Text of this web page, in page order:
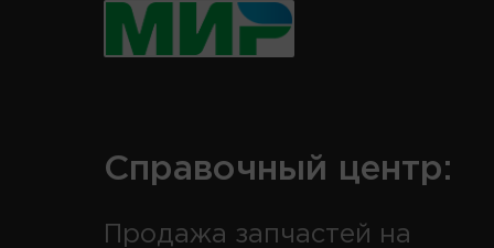
Справочный центр:
Продажа запчастей на